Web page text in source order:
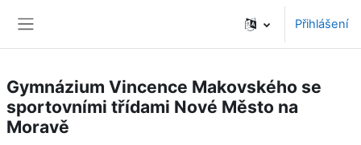
Přihlášení
Gymnázium Vincence Makovského se
sportovními třídami Nové Město na
Moravě